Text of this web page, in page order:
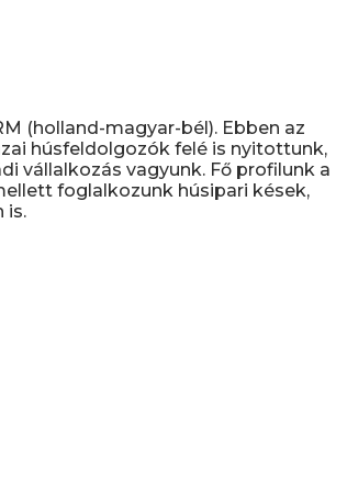
(holland-magyar-bél). Ebben az
húsfeldolgozók felé is nyitottunk,
vállalkozás vagyunk. Fő profilunk a
foglalkozunk húsipari kések,
is.